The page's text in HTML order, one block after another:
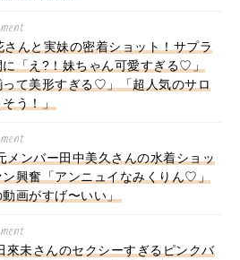
さんと実妹の密着ショット！サプラ
「え?！妹ちゃん可愛すぎる♡」
って美形すぎる♡」「超人気のサロ
う！」
メンバー田中美久さんの水着ショッ
ン興奮「アンニュイなみくりん♡」
動画がすげ〜いい」
來未さんのセクシーすぎるピンクバ